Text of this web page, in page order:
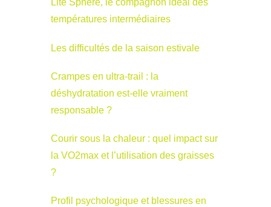
Lite Sphère, le compagnon idéal des
températures intermédiaires
Les difficultés de la saison estivale
Crampes en ultra-trail : la
déshydratation est-elle vraiment
responsable ?
Courir sous la chaleur : quel impact sur
la VO2max et l’utilisation des graisses
?
Profil psychologique et blessures en